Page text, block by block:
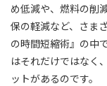
め低減や、燃料の削
保の軽減など、さま
の時間短縮術』の中
はそれだけではなく
ットがあるのです。